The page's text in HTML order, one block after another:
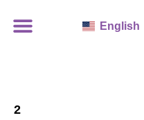
English
2